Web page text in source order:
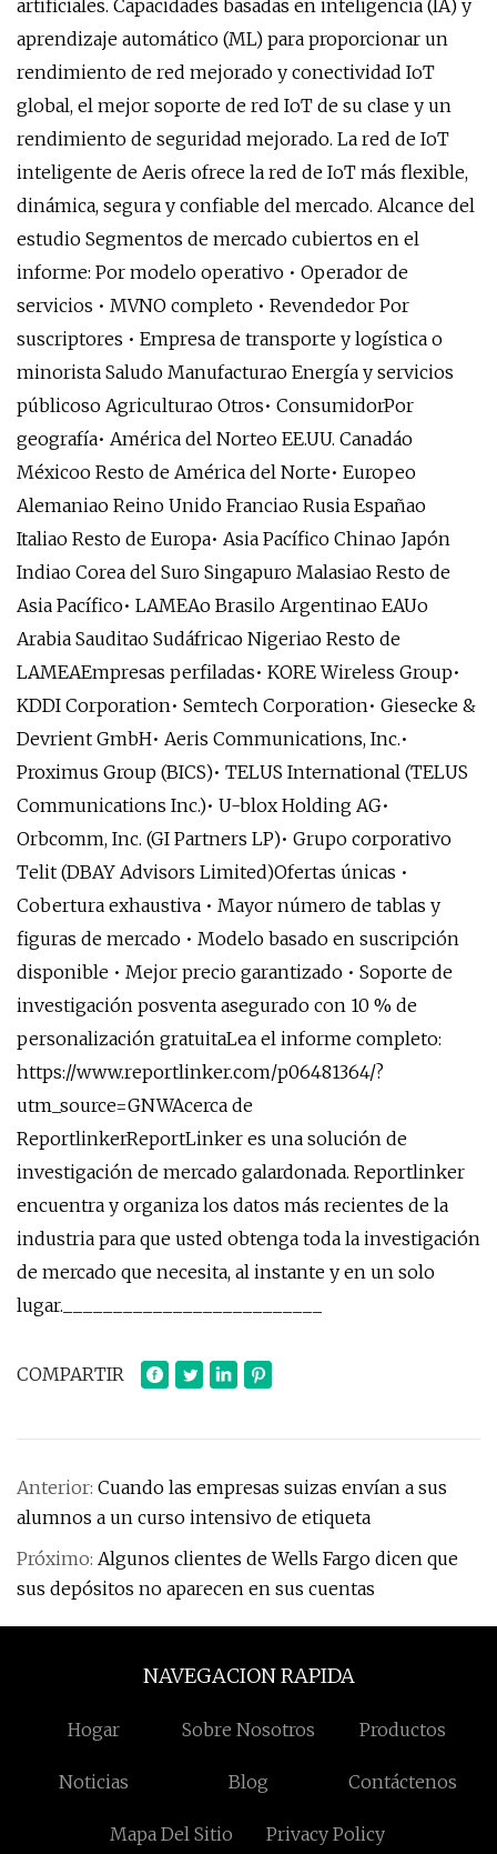
COMPARTIR
Anterior: Cuando las empresas suizas envían a sus
alumnos a un curso intensivo de etiqueta
Próximo: Algunos clientes de Wells Fargo dicen que
sus depósitos no aparecen en sus cuentas
NAVEGACION RAPIDA
Hogar Sobre Nosotros Productos
Noticias Blog Contáctenos
Mapa Del Sitio Privacy Policy